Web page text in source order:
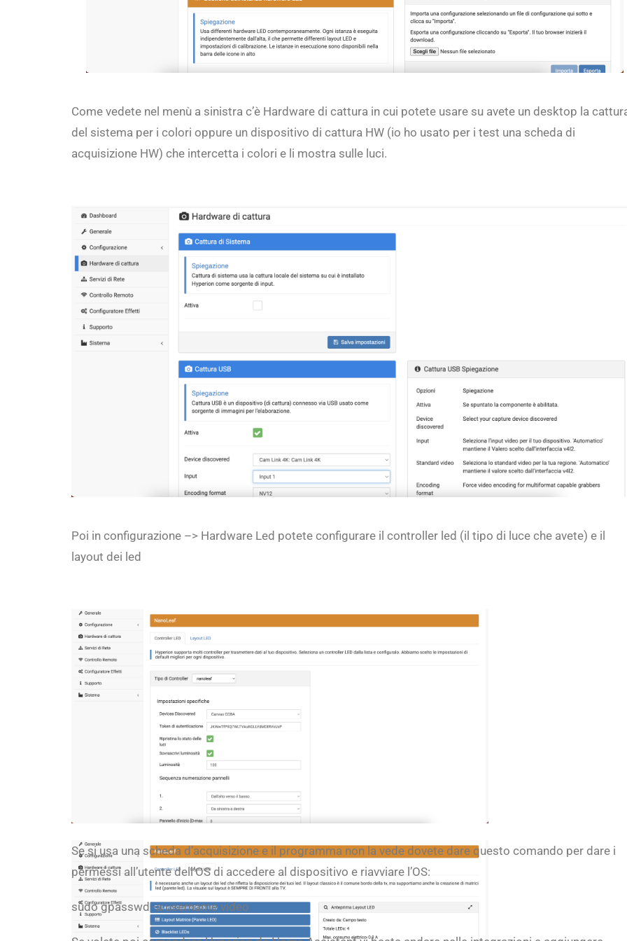
Come vedete nel menù a sinistra c’è Hardware di cattura in cui potete usare su avete un desktop la
del sistema per i colori oppure un dispositivo di cattura HW (io ho usato per i test una scheda di
acquisizione HW) che intercetta i colori e li mostra sulle luci.
Poi in configurazione –> Hardware Led potete configurare il controller led (il tipo di luce che avete) e il
layout dei led
Se si usa una scheda d’acquisizione e il programma non la vede dovete dare questo comando per dare i
permessi all’utente dell’OS di accedere al dispositivo e riavviare l’OS:
sudo gpasswd -a username video